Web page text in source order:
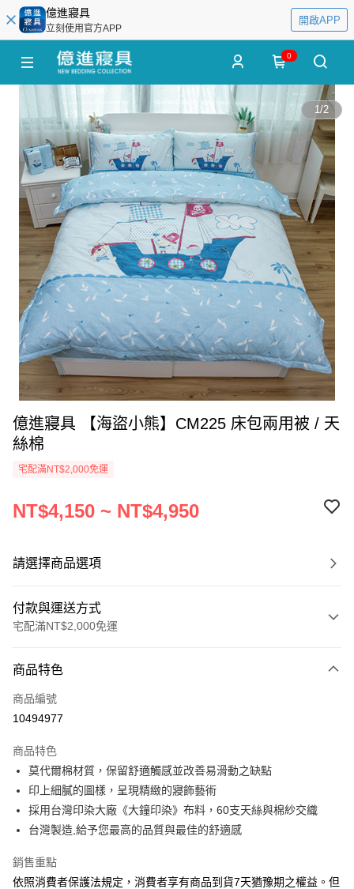
億進寢具
立刻使用官方APP
開啟APP
0
1/2
億進寢具 【海盜小熊】CM225 床包兩用被 / 天
絲棉
宅配滿NT$2,000免運
NT$4,150 ~ NT$4,950
請選擇商品選項
付款與運送方式
宅配滿NT$2,000免運
信用卡一次付款
信用卡分期付款
合作金庫商業銀行
華南商業銀行
彰化商業銀行
上海商業儲蓄銀行
台北富邦商業銀行
國泰世華商業銀行
兆豐國際商業銀行
臺灣中小企業銀行
台中商業銀行
聯邦商業銀行
元大商業銀行
永豐商業銀行
6 期 0 利率 每期
華南商業銀行
彰化商業銀行
上海商業儲蓄銀行
台北富邦商業銀行
國泰世華商業銀行
兆豐國際商業銀行
匯豐（台灣）商業銀行
聯邦商業銀行
遠東國際商業銀行
LINE Pay
Apple Pay
Google Pay
商品特色
商品編號
10494977
商品特色
莫代爾棉材質，保留舒適觸感並改善易滑動之缺點
印上細膩的圖樣，呈現精緻的寢飾藝術
採用台灣印染大廠《大鐘印染》布料，60支天絲與棉紗交織
台灣製造,給予您最高的品質與最佳的舒適感
銷售重點
依照消費者保護法規定，消費者享有商品到貨7天猶豫期之權益。但